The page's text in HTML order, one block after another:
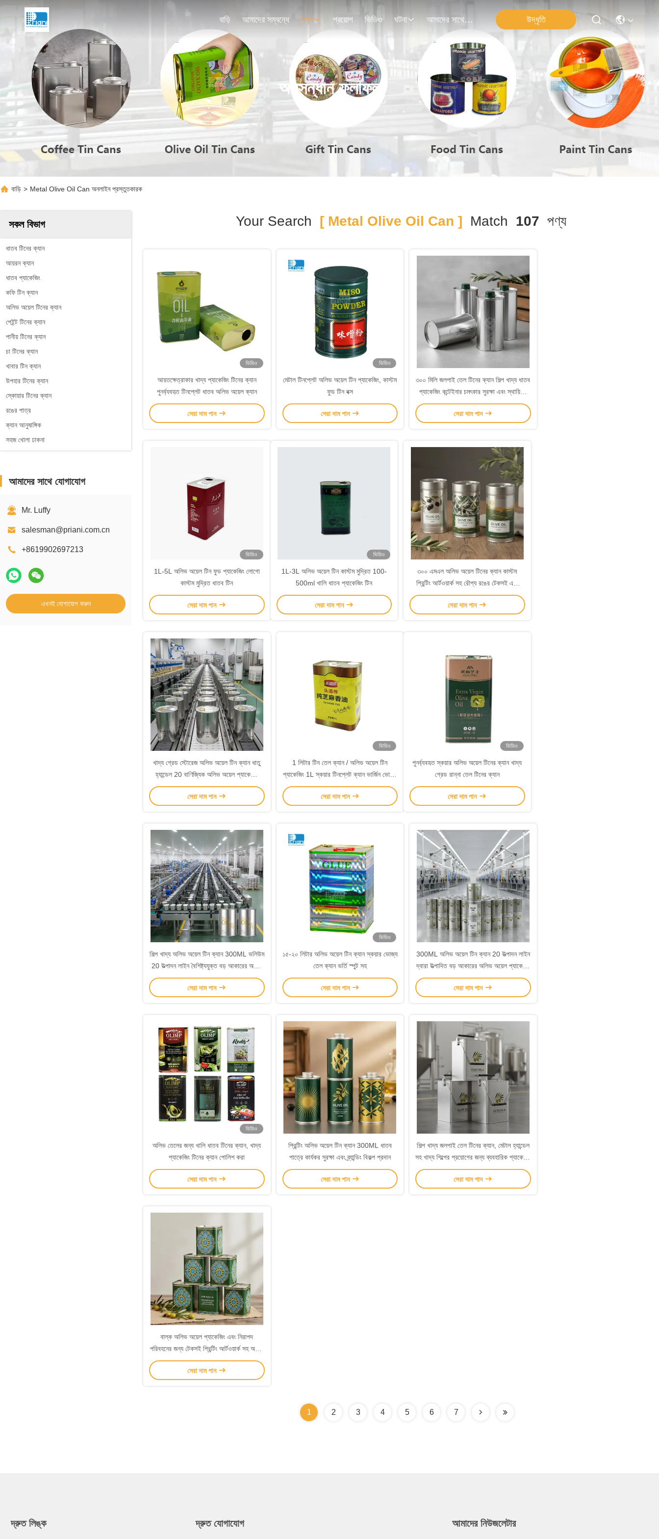
বাড়ি আমাদের সম্বন্ধে পণ্য প্রয়োগ ভিডিও ঘটনা আমাদের সাথে যোগাযোগ উদ্ধৃতি
অনুসন্ধান ফলাফল
বাড়ি > Metal Olive Oil Can অনলাইন প্রস্তুতকারক
সকল বিভাগ
ধাতব টিনের ক্যান
আয়রন ক্যান
ধাতব প্যাকেজিং
কফি টিন ক্যান
অলিভ অয়েল টিনের ক্যান
পেইন্ট টিনের ক্যান
পানীয় টিনের ক্যান
চা টিনের ক্যান
খাবার টিন ক্যান
উপহার টিনের ক্যান
স্কোয়ার টিনের ক্যান
রঙের পাত্র
ক্যান আনুষাঙ্গিক
সহজ খোলা ঢাকনা
আমাদের সাথে যোগাযোগ
Mr. Luffy
salesman@priani.com.cn
+8619902697213
এখনই যোগাযোগ করুন
Your Search [ Metal Olive Oil Can ] Match 107 পণ্য
ভিডিও
আয়তক্ষেত্রাকার খাদ্য প্যাকেজিং টিনের ক্যান
পুনর্ব্যবহৃত টিনপ্লেট ধাতব অলিভ অয়েল ক্যান
সেরা দাম পান
ভিডিও
মেটাল টিনপ্লেট অলিভ অয়েল টিন প্যাকেজিং, কাস্টম
ফুড টিন বক্স
সেরা দাম পান
৩০০ মিলি জলপাই তেল টিনের ক্যান শিল্প খাদ্য ধাতব
প্যাকেজিং কন্টেইনার চমৎকার সুরক্ষা এবং স্থায়িত্ব
প্রদান করে
সেরা দাম পান
ভিডিও
1L-5L অলিভ অয়েল টিন ফুড প্যাকেজিং লোগো
কাস্টম মুদ্রিত ধাতব টিন
সেরা দাম পান
ভিডিও
1L-3L অলিভ অয়েল টিন কাস্টম মুদ্রিত 100-
500ml খালি ধাতব প্যাকেজিং টিন
সেরা দাম পান
৩০০ এমএল অলিভ অয়েল টিনের ক্যান কাস্টম
প্রিন্টিং আর্টওয়ার্ক সহ রৌপ্য রঙের টেকসই এবং
আকর্ষণীয় প্যাকেজিং সমাধান সরবরাহ করে
সেরা দাম পান
খাদ্য গ্রেড স্টোরেজ অলিভ অয়েল টিন ক্যান ধাতু
হ্যান্ডেল 20 বাণিজ্যিক অলিভ অয়েল প্যাকেজিং
চাহিদা জন্য উপযুক্ত উত্পাদন লাইন
সেরা দাম পান
ভিডিও
1 লিটার টিন তেল ক্যান / অলিভ অয়েল টিন
প্যাকেজিং 1L স্কয়ার টিনপ্লেট ক্যান ভার্জিন ভোজ্য
তেল জন্য
সেরা দাম পান
ভিডিও
পুনর্ব্যবহৃত স্কয়ার অলিভ অয়েল টিনের ক্যান খাদ্য
গ্রেড রান্না তেল টিনের ক্যান
সেরা দাম পান
শিল্প খাদ্য অলিভ অয়েল টিন ক্যান 300ML ভলিউম
20 উত্পাদন লাইন বৈশিষ্ট্যযুক্ত বড় আকারের অলিভ
অয়েল প্যাকেজিং জন্য আদর্শ
সেরা দাম পান
ভিডিও
১৫-২০ লিটার অলিভ অয়েল টিন ক্যান স্কয়ার ভোজ্য
তেল ক্যান ভর্তি স্পুট সহ
সেরা দাম পান
300ML অলিভ অয়েল টিন ক্যান 20 উত্পাদন লাইন
দ্বারা উত্পাদিত বড় আকারের অলিভ অয়েল প্যাকেজিং
অ্যাপ্লিকেশন জন্য নিখুঁত
সেরা দাম পান
ভিডিও
অলিভ তেলের জন্য খালি ধাতব টিনের ক্যান, খাদ্য
প্যাকেজিং টিনের ক্যান পোলিশ করা
সেরা দাম পান
প্রিন্টিং অলিভ অয়েল টিন ক্যান 300ML ধাতব
পাত্রে কার্যকর সুরক্ষা এবং ব্র্যান্ডিং বিকল্প প্রদান
সেরা দাম পান
শিল্প খাদ্য জলপাই তেল টিনের ক্যান, মেটাল হ্যান্ডেল
সহ খাদ্য শিল্পের প্রয়োগের জন্য ব্যবহারিক প্যাকেজিং
সমাধান
সেরা দাম পান
বাল্ক অলিভ অয়েল প্যাকেজিং এবং নিরাপদ
পরিবহনের জন্য টেকসই প্রিন্টিং আর্টওয়ার্ক সহ অলিভ
অয়েল টিনের ক্যান
সেরা দাম পান
1 2 3 4 5 6 7
দ্রুত লিঙ্ক দ্রুত যোগাযোগ আমাদের নিউজলেটার